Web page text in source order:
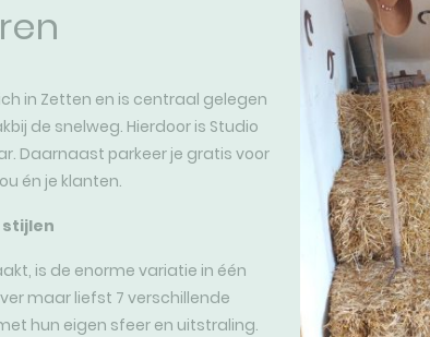
in Zetten en is centraal gelegen
de snelweg. Hierdoor is Studio
Daarnaast parkeer je gratis voor
én je klanten.
stijlen
is de enorme variatie in één
maar liefst 7 verschillende
hun eigen sfeer en uitstraling.